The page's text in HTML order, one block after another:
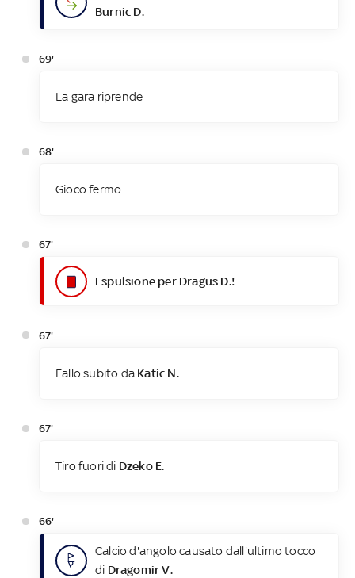
Burnic D.
69'
La gara riprende
68'
Gioco fermo
67'
Espulsione per Dragus D.!
67'
Fallo subito da Katic N.
67'
Tiro fuori di Dzeko E.
66'
Calcio d'angolo causato dall'ultimo tocco
di Dragomir V.